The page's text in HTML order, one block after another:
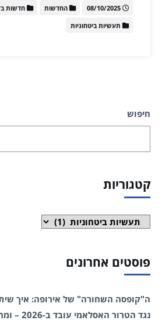
08/10/2025 החדשות
חדשות
תעשיות ביטחוניות
חיפוש
קטגוריות
קטגוריות
פוסטים אחרונים
ה"קופסה השחורה" של אירופה: איך
נגד הטרור האסלאמי עובד ב-2026 – ומה תפקידה של ישראל